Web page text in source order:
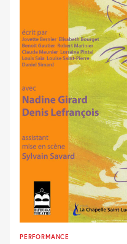
PERFORMANCE